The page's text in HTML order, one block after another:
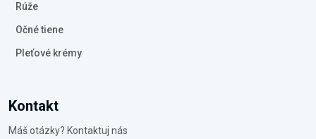
Rúže
Očné tiene
Pleťové krémy
Kontakt
Máš otázky? Kontaktuj nás